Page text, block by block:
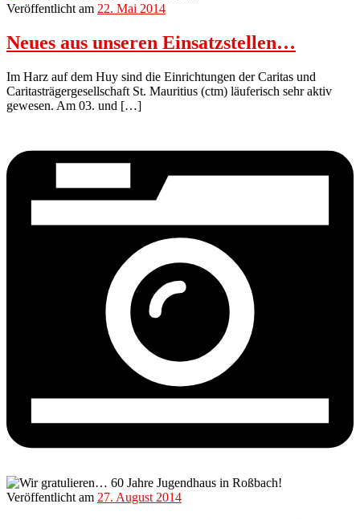
Veröffentlicht am 22. Mai 2014
Neues aus unseren Einsatzstellen…
Im Harz auf dem Huy sind die Einrichtungen der Caritas und
Caritasträgergesellschaft St. Mauritius (ctm) läuferisch sehr aktiv
gewesen. Am 03. und […]
Veröffentlicht am 27. August 2014